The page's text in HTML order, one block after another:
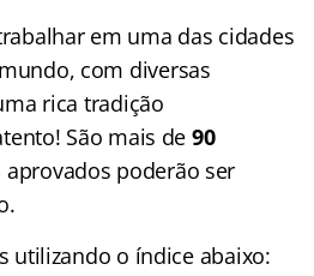
em uma das cidades
com diversas
rica tradição
São mais de 90
poderão ser
utilizando o índice abaixo: